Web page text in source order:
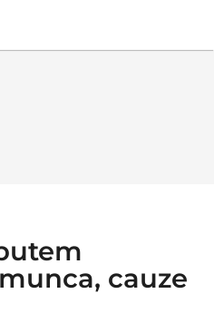
cauze